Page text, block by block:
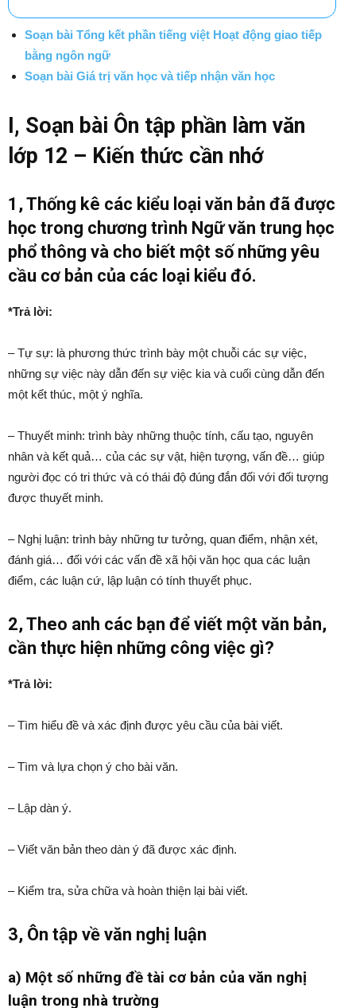
Soạn bài Tổng kết phần tiếng việt Hoạt động giao tiếp
bằng ngôn ngữ
Soạn bài Giá trị văn học và tiếp nhận văn học
I, Soạn bài Ôn tập phần làm văn
lớp 12 – Kiến thức cần nhớ
1, Thống kê các kiểu loại văn bản đã được
học trong chương trình Ngữ văn trung học
phổ thông và cho biết một số những yêu
cầu cơ bản của các loại kiểu đó.
*Trả lời:
– Tự sự: là phương thức trình bày một chuỗi các sự việc,
những sự việc này dẫn đến sự việc kia và cuối cùng dẫn đến
một kết thúc, một ý nghĩa.
– Thuyết minh: trình bày những thuộc tính, cấu tạo, nguyên
nhân và kết quả… của các sự vật, hiện tượng, vấn đề… giúp
người đọc có tri thức và có thái độ đúng đắn đối với đối tượng
được thuyết minh.
– Nghị luận: trình bày những tư tưởng, quan điểm, nhận xét,
đánh giá… đối với các vấn đề xã hội văn học qua các luận
điểm, các luận cứ, lập luận có tính thuyết phục.
2, Theo anh các bạn để viết một văn bản,
cần thực hiện những công việc gì?
*Trả lời:
– Tìm hiểu đề và xác định được yêu cầu của bài viết.
– Tìm và lựa chọn ý cho bài văn.
– Lập dàn ý.
– Viết văn bản theo dàn ý đã được xác định.
– Kiểm tra, sửa chữa và hoàn thiện lại bài viết.
3, Ôn tập về văn nghị luận
a) Một số những đề tài cơ bản của văn nghị
luận trong nhà trường